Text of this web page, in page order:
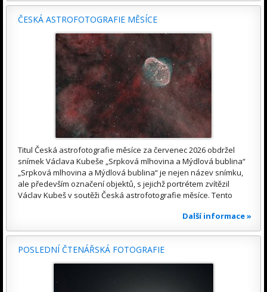
ČESKÁ ASTROFOTOGRAFIE MĚSÍCE
Titul Česká astrofotografie měsíce za červenec 2026 obdržel
snímek Václava Kubeše „Srpková mlhovina a Mýdlová bublina“
„Srpková mlhovina a Mýdlová bublina“ je nejen název snímku,
ale především označení objektů, s jejichž portrétem zvítězil
Václav Kubeš v soutěži Česká astrofotografie měsíce. Tento
Další informace »
POSLEDNÍ ČTENÁŘSKÁ FOTOGRAFIE